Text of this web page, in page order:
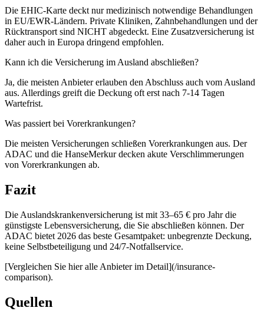
Die EHIC-Karte deckt nur medizinisch notwendige Behandlungen
in EU/EWR-Ländern. Private Kliniken, Zahnbehandlungen und der
Rücktransport sind NICHT abgedeckt. Eine Zusatzversicherung ist
daher auch in Europa dringend empfohlen.
Kann ich die Versicherung im Ausland abschließen?
Ja, die meisten Anbieter erlauben den Abschluss auch vom Ausland
aus. Allerdings greift die Deckung oft erst nach 7-14 Tagen
Wartefrist.
Was passiert bei Vorerkrankungen?
Die meisten Versicherungen schließen Vorerkrankungen aus. Der
ADAC und die HanseMerkur decken akute Verschlimmerungen
von Vorerkrankungen ab.
Fazit
Die Auslandskrankenversicherung ist mit 33–65 € pro Jahr die
günstigste Lebensversicherung, die Sie abschließen können. Der
ADAC bietet 2026 das beste Gesamtpaket: unbegrenzte Deckung,
keine Selbstbeteiligung und 24/7-Notfallservice.
[Vergleichen Sie hier alle Anbieter im Detail](/insurance-
comparison).
Quellen